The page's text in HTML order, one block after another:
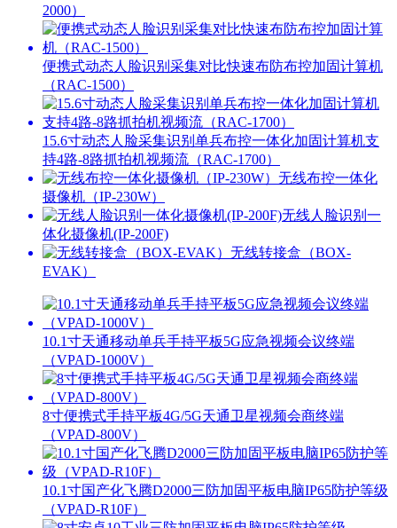
2000）
便携式动态人脸识别采集对比快速布防布控加固计算机
（RAC-1500）
15.6寸动态人脸采集识别单兵布控一体化加固计算机支
持4路-8路抓拍机视频流（RAC-1700）
无线布控一体化
摄像机（IP-230W）
无线人脸识别一
体化摄像机(IP-200F)
无线转接盒（BOX-
EVAK）
10.1寸天通移动单兵手持平板5G应急视频会议终端
（VPAD-1000V）
8寸便携式手持平板4G/5G天通卫星视频会商终端
（VPAD-800V）
10.1寸国产化飞腾D2000三防加固平板电脑IP65防护等级
（VPAD-R10F）